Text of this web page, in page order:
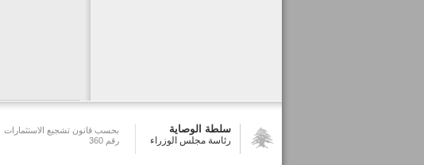
سلطة الوصاية
رئاسة مجلس الوزراء
بحسب قانون تشجيع الاستثمارات
رقم 360